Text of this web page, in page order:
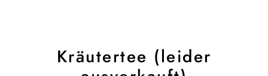
Kräutertee (leider